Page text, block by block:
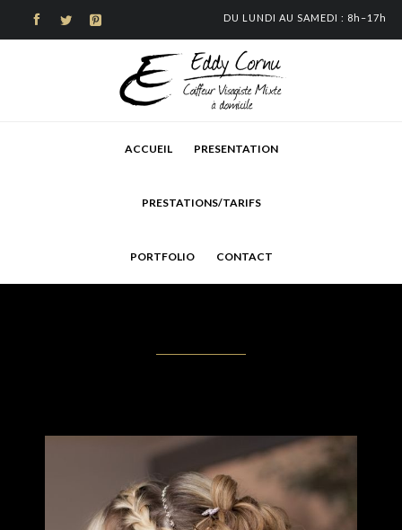
   DU LUNDI AU SAMEDI :
to
ACCUEIL PRESENTATION
PRESTATIONS/TARIFS
PORTFOLIO CONTACT